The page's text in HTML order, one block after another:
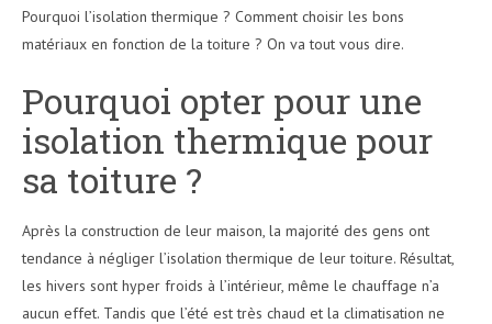
Pourquoi l’isolation thermique ? Comment choisir les bons
matériaux en fonction de la toiture ? On va tout vous dire.
Pourquoi opter pour une
isolation thermique pour
sa toiture ?
Après la construction de leur maison, la majorité des gens ont
tendance à négliger l’isolation thermique de leur toiture. Résultat,
les hivers sont hyper froids à l’intérieur, même le chauffage n’a
aucun effet. Tandis que l’été est très chaud et la climatisation ne